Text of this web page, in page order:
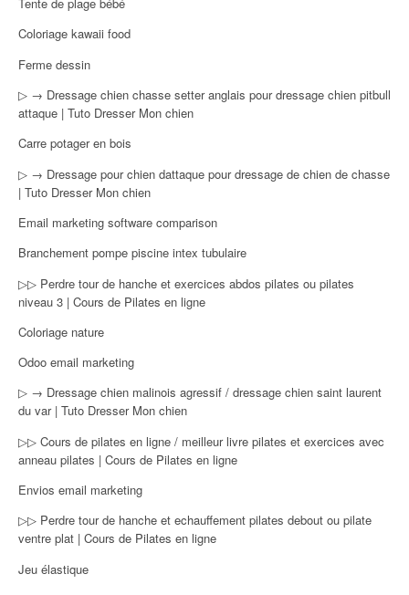
Coloriage kawaii food
Ferme dessin
▷ → Dressage chien chasse setter anglais pour dressage chien pitbull
attaque | Tuto Dresser Mon chien
Carre potager en bois
▷ → Dressage pour chien dattaque pour dressage de chien de chasse
| Tuto Dresser Mon chien
Email marketing software comparison
Branchement pompe piscine intex tubulaire
▷▷ Perdre tour de hanche et exercices abdos pilates ou pilates
niveau 3 | Cours de Pilates en ligne
Coloriage nature
Odoo email marketing
▷ → Dressage chien malinois agressif / dressage chien saint laurent
du var | Tuto Dresser Mon chien
▷▷ Cours de pilates en ligne / meilleur livre pilates et exercices avec
anneau pilates | Cours de Pilates en ligne
Envios email marketing
▷▷ Perdre tour de hanche et echauffement pilates debout ou pilate
ventre plat | Cours de Pilates en ligne
Jeu élastique